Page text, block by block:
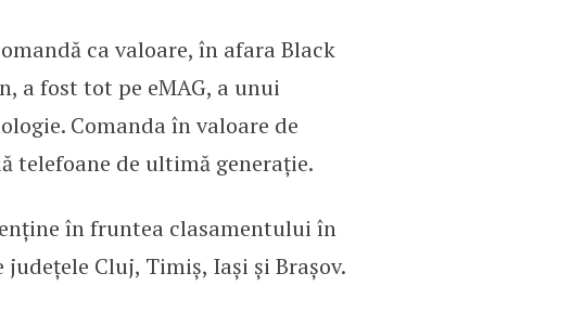
ca valoare, în afara Black
a fost tot pe eMAG, a unui
Comanda în valoare de
telefoane de ultimă generație.
în fruntea clasamentului în
Cluj, Timiș, Iași și Brașov.